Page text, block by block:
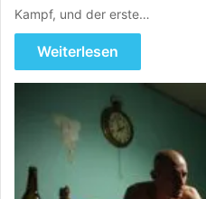
Kampf, und der erste…
Weiterlesen